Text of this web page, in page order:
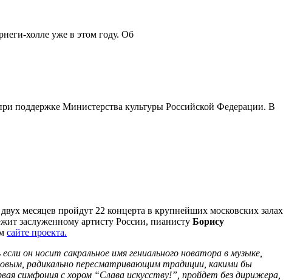
холле уже в этом году. Об
поддержке Министерства культуры Российской Федерации. В
месяцев пройдут 22 концерта в крупнейших московских залах
заслуженному артисту России, пианисту Борису
сайте проекта.
он носит сакральное имя гениального новатора в музыке,
радикально пересматривающим традиции, какими бы
симфония с хором “Слава искусству!”, пройдет без дирижера,